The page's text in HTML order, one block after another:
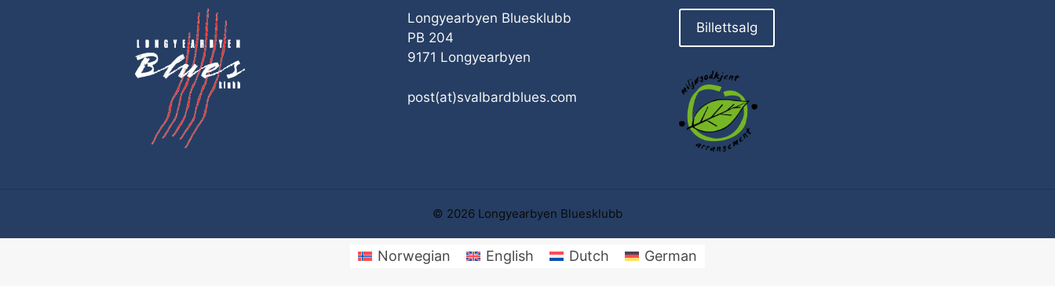
Longyearbyen Bluesklubb
PB 204
9171 Longyearbyen
post(at)svalbardblues.com
Billettsalg
© 2026 Longyearbyen Bluesklubb
Norwegian English Dutch German